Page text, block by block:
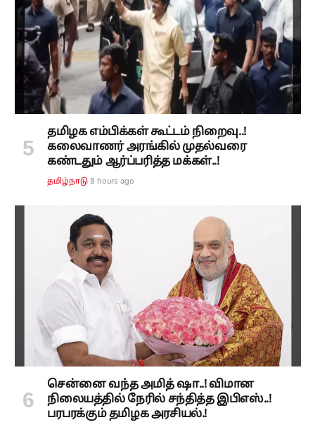
தமிழக எம்பிக்கள் கூட்டம் நிறைவு..!
கலைவாணர் அரங்கில் முதல்வரை
கண்டதும் ஆர்ப்பரித்த மக்கள்..!
தமிழ்நாடு 8 hours ago
சென்னை வந்த அமித் ஷா..! விமான
நிலையத்தில் நேரில் சந்தித்த இபிஎஸ்..!
பரபரக்கும் தமிழக அரசியல்.!